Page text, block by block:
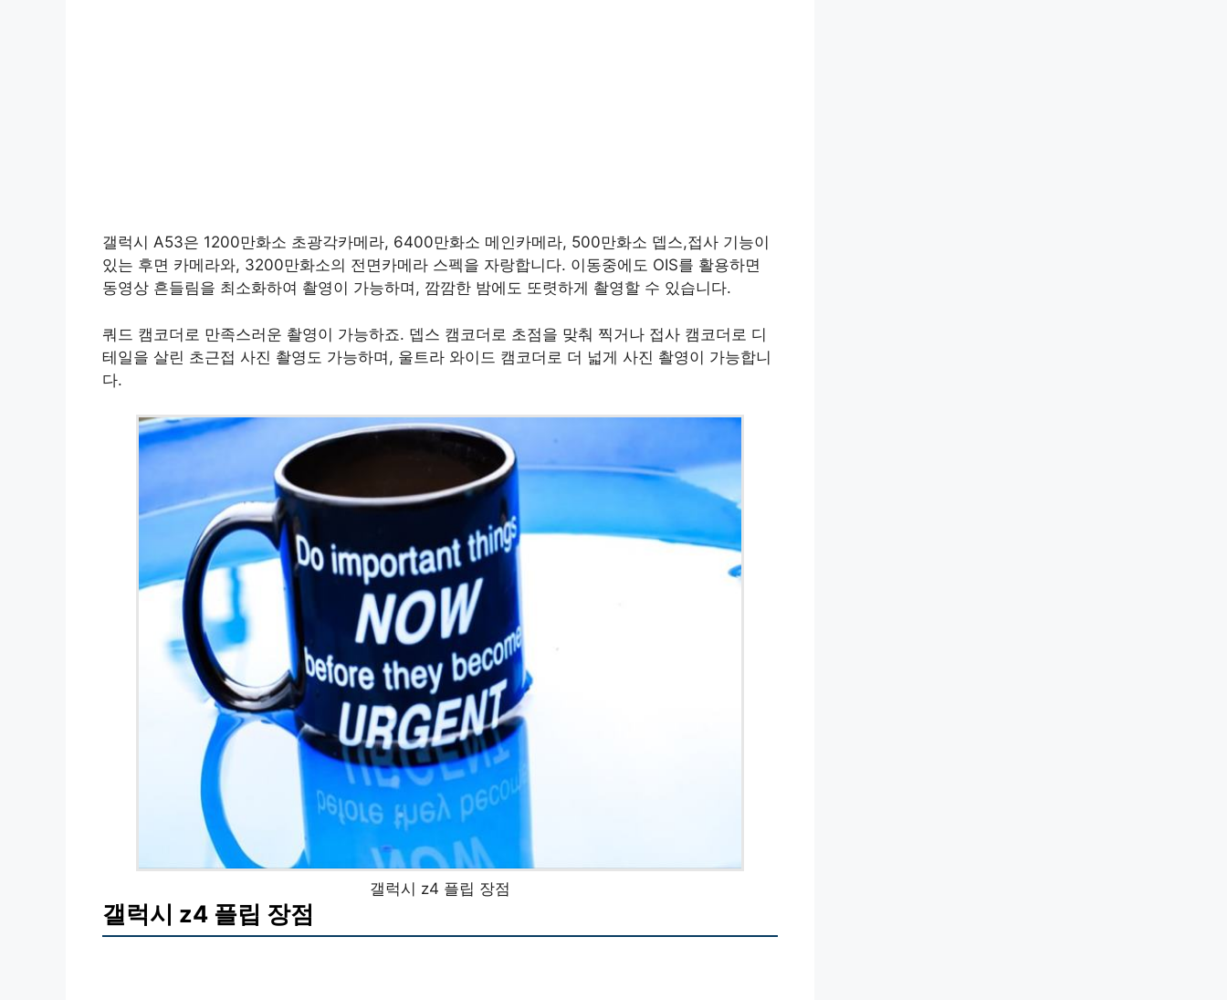
갤럭시 A53은 1200만화소 초광각카메라, 6400만화소 메인카메라, 500만화소 뎁스,접사 기능이
있는 후면 카메라와, 3200만화소의 전면카메라 스펙을 자랑합니다. 이동중에도 OIS를 활용하면
동영상 흔들림을 최소화하여 촬영이 가능하며, 깜깜한 밤에도 또렷하게 촬영할 수 있습니다.
쿼드 캠코더로 만족스러운 촬영이 가능하죠. 뎁스 캠코더로 초점을 맞춰 찍거나 접사 캠코더로 디
테일을 살린 초근접 사진 촬영도 가능하며, 울트라 와이드 캠코더로 더 넓게 사진 촬영이 가능합니
다.
갤럭시 z4 플립 장점
갤럭시 z4 플립 장점